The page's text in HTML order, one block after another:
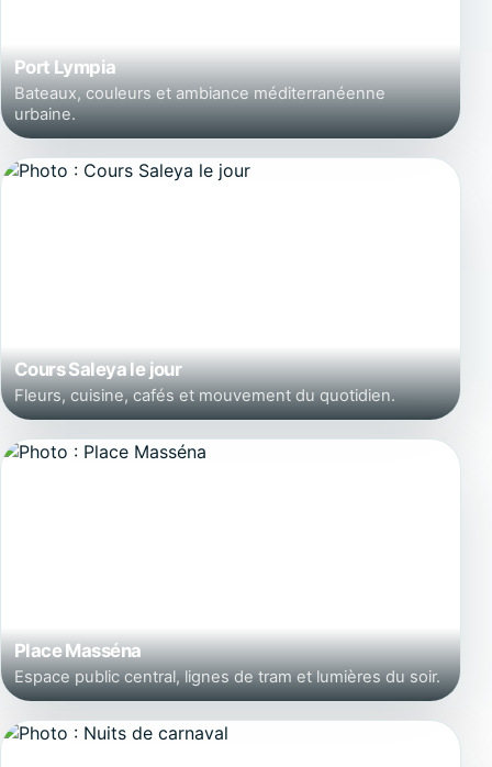
Port Lympia
Bateaux, couleurs et ambiance méditerranéenne
urbaine.
Cours Saleya le jour
Fleurs, cuisine, cafés et mouvement du quotidien.
Place Masséna
Espace public central, lignes de tram et lumières du soir.